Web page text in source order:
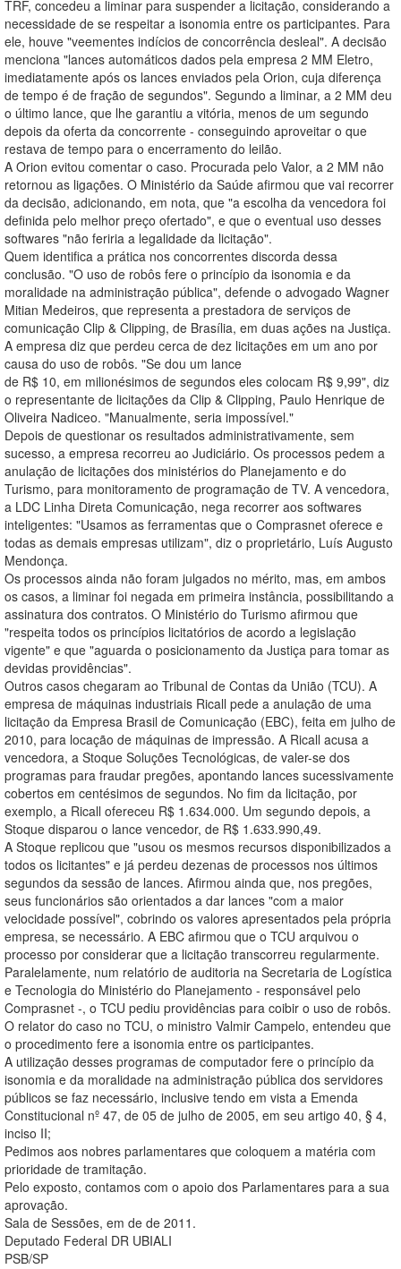
TRF, concedeu a liminar para suspender a licitação, considerando a
necessidade de se respeitar a isonomia entre os participantes. Para
ele, houve "veementes indícios de concorrência desleal". A decisão
menciona "lances automáticos dados pela empresa 2 MM Eletro,
imediatamente após os lances enviados pela Orion, cuja diferença
de tempo é de fração de segundos". Segundo a liminar, a 2 MM deu
o último lance, que lhe garantiu a vitória, menos de um segundo
depois da oferta da concorrente - conseguindo aproveitar o que
restava de tempo para o encerramento do leilão.
A Orion evitou comentar o caso. Procurada pelo Valor, a 2 MM não
retornou as ligações. O Ministério da Saúde afirmou que vai recorrer
da decisão, adicionando, em nota, que "a escolha da vencedora foi
definida pelo melhor preço ofertado", e que o eventual uso desses
softwares "não feriria a legalidade da licitação".
Quem identifica a prática nos concorrentes discorda dessa
conclusão. "O uso de robôs fere o princípio da isonomia e da
moralidade na administração pública", defende o advogado Wagner
Mitian Medeiros, que representa a prestadora de serviços de
comunicação Clip & Clipping, de Brasília, em duas ações na Justiça.
A empresa diz que perdeu cerca de dez licitações em um ano por
causa do uso de robôs. "Se dou um lance
de R$ 10, em milionésimos de segundos eles colocam R$ 9,99", diz
o representante de licitações da Clip & Clipping, Paulo Henrique de
Oliveira Nadiceo. "Manualmente, seria impossível."
Depois de questionar os resultados administrativamente, sem
sucesso, a empresa recorreu ao Judiciário. Os processos pedem a
anulação de licitações dos ministérios do Planejamento e do
Turismo, para monitoramento de programação de TV. A vencedora,
a LDC Linha Direta Comunicação, nega recorrer aos softwares
inteligentes: "Usamos as ferramentas que o Comprasnet oferece e
todas as demais empresas utilizam", diz o proprietário, Luís Augusto
Mendonça.
Os processos ainda não foram julgados no mérito, mas, em ambos
os casos, a liminar foi negada em primeira instância, possibilitando a
assinatura dos contratos. O Ministério do Turismo afirmou que
"respeita todos os princípios licitatórios de acordo a legislação
vigente" e que "aguarda o posicionamento da Justiça para tomar as
devidas providências".
Outros casos chegaram ao Tribunal de Contas da União (TCU). A
empresa de máquinas industriais Ricall pede a anulação de uma
licitação da Empresa Brasil de Comunicação (EBC), feita em julho de
2010, para locação de máquinas de impressão. A Ricall acusa a
vencedora, a Stoque Soluções Tecnológicas, de valer-se dos
programas para fraudar pregões, apontando lances sucessivamente
cobertos em centésimos de segundos. No fim da licitação, por
exemplo, a Ricall ofereceu R$ 1.634.000. Um segundo depois, a
Stoque disparou o lance vencedor, de R$ 1.633.990,49.
A Stoque replicou que "usou os mesmos recursos disponibilizados a
todos os licitantes" e já perdeu dezenas de processos nos últimos
segundos da sessão de lances. Afirmou ainda que, nos pregões,
seus funcionários são orientados a dar lances "com a maior
velocidade possível", cobrindo os valores apresentados pela própria
empresa, se necessário. A EBC afirmou que o TCU arquivou o
processo por considerar que a licitação transcorreu regularmente.
Paralelamente, num relatório de auditoria na Secretaria de Logística
e Tecnologia do Ministério do Planejamento - responsável pelo
Comprasnet -, o TCU pediu providências para coibir o uso de robôs.
O relator do caso no TCU, o ministro Valmir Campelo, entendeu que
o procedimento fere a isonomia entre os participantes.
A utilização desses programas de computador fere o princípio da
isonomia e da moralidade na administração pública dos servidores
públicos se faz necessário, inclusive tendo em vista a Emenda
Constitucional nº 47, de 05 de julho de 2005, em seu artigo 40, § 4,
inciso II;
Pedimos aos nobres parlamentares que coloquem a matéria com
prioridade de tramitação.
Pelo exposto, contamos com o apoio dos Parlamentares para a sua
aprovação.
Sala de Sessões, em de de 2011.
Deputado Federal DR UBIALI
PSB/SP